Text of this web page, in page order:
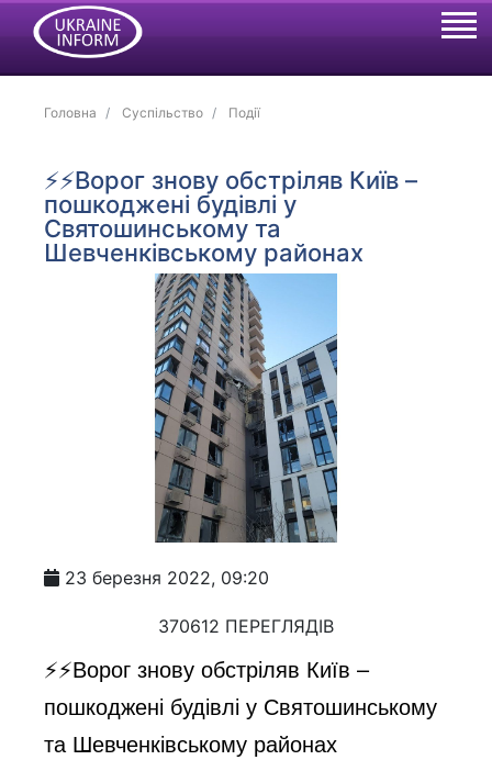
Головна Суспільство Події
⚡️⚡️Ворог знову обстріляв Київ –
пошкоджені будівлі у
Святошинському та
Шевченківському районах
23 березня 2022, 09:20
370612 ПЕРЕГЛЯДІВ
⚡️⚡️Ворог знову обстріляв Київ –
пошкоджені будівлі у Святошинському
та Шевченківському районах